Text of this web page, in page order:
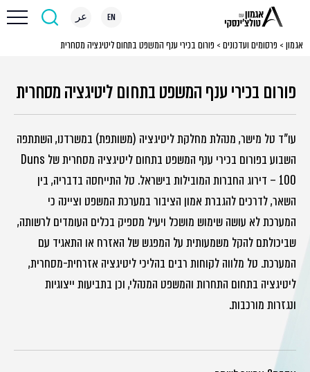
EN عر
אגמון > פרסומים ועדכונים > פורום בכירי ענף המשפט בתחום ליטיגציה מסחרית
פורום בכירי ענף המשפט בתחום ליטיגציה מסחרית
עו"ד טל מישר, מנהלת מחלקת ליטיגציה (משותפת) במשרדנו, השתתפה
השבוע בפורום בכירי ענף המשפט בתחום ליטיגציה מסחרית של Duns
100 – דירוג החברות המובילות בישראל
. טל התייחסה בדבריה, בין
השאר, לדרכים להגברת אמון הציבור במערכת המשפט וציינה כי
המערכת לא עושה שימוש מושכל ויעיל מספיק בכלים העומדים לרשותה,
שביכולתם להקל משמעותית על המפגש של האזרח או התאגיד עם
המערכת. טל מלווה לקוחות רבים בהליכי ליטיגציה אזרחית-מסחרית,
ליטיגציה בתחום התחרות והמשפט המנהלי, וכן בתביעות ייצוגיות
ונגזרות מורכבות.